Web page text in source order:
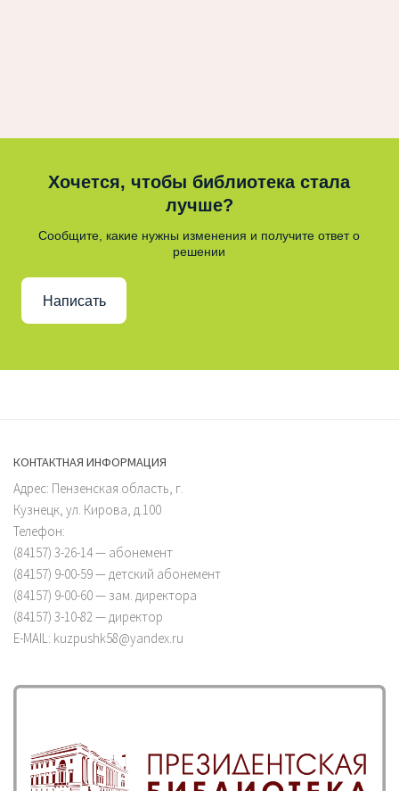
Хочется, чтобы библиотека стала
лучше?
Сообщите, какие нужны изменения и получите ответ о
решении
Написать
КОНТАКТНАЯ ИНФОРМАЦИЯ
Адрес: Пензенская область, г.
Кузнецк, ул. Кирова, д.100
Телефон:
(84157) 3-26-14 — абонемент
(84157) 9-00-59 — детский абонемент
(84157) 9-00-60 — зам. директора
(84157) 3-10-82 — директор
E-MAIL: kuzpushk58@yandex.ru